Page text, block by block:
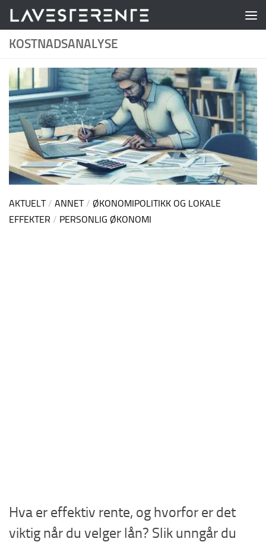
Skip to content
KOSTNADSANALYSE
AKTUELT/ ANNET/ ØKONOMIPOLITIKK OG LOKALE
EFFEKTER / PERSONLIG ØKONOMI
Hva er effektiv rente, og hvorfor er det
viktig når du velger lån? Slik unngår du